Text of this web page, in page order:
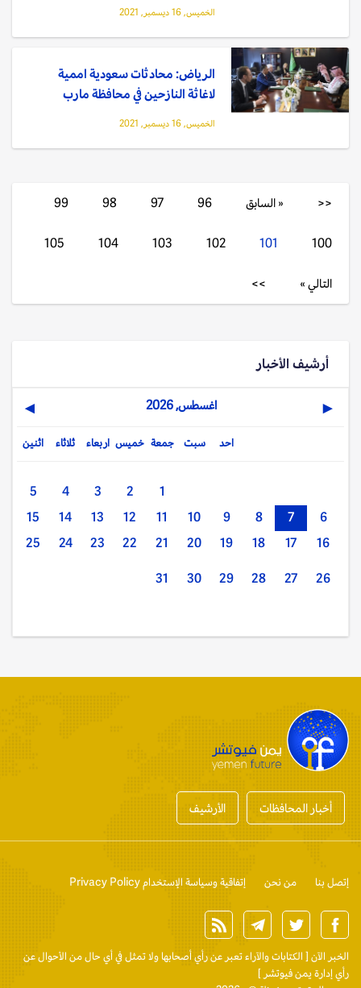
الخميس, 16 ديسمبر, 2021
الرياض: محادثات سعودية اممية
لاغاثة النازحين في محافظة مارب
الخميس, 16 ديسمبر, 2021
<< « السابق 96
97
98
99
100
101
102
103
104
105
التالي » >>
أرشيف الأخبار
◀ اغسطس, 2026 ▶
اثنين ثلاثاء اربعاء خميس جمعة سبت احد
1
2
3
4
5
6
7
8
9
10
11
12
13
14
15
16
17
18
19
20
21
22
23
24
25
26
27
28
29
30
31
أخبار المحافظات الأرشيف
إتصل بنا من نحن إتفاقية وسياسة الإستخدام Privacy Policy
الخبر الآن [ الكتابات والآراء تعبر عن رأي أصحابها ولا تمثل في أي حال من الأحوال عن
رأي إدارة يمن فيوتشر ]